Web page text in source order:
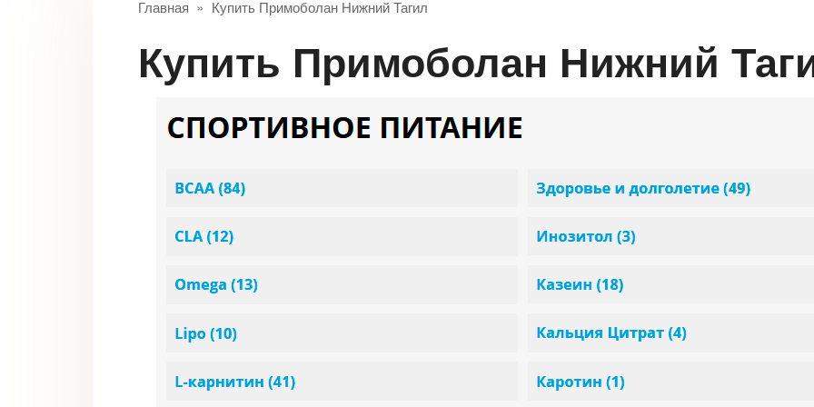
Главная » Купить Примоболан Нижний Тагил
Купить Примоболан Нижний